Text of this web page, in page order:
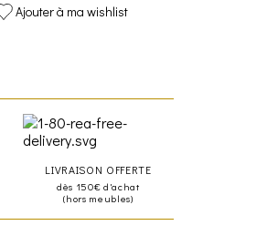
Ajouter à ma wishlist
LIVRAISON OFFERTE
dès 150€ d'achat
(hors meubles)